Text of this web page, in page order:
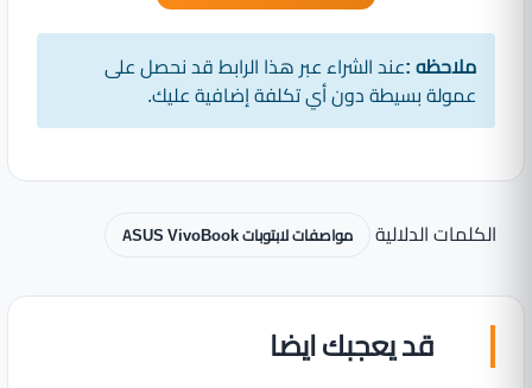
ملاحظه :عند الشراء عبر هذا الرابط قد نحصل على
عمولة بسيطة دون أي تكلفة إضافية عليك.
الكلمات الدلالية مواصفات لابتوبات ASUS VivoBook
قد يعجبك ايضا